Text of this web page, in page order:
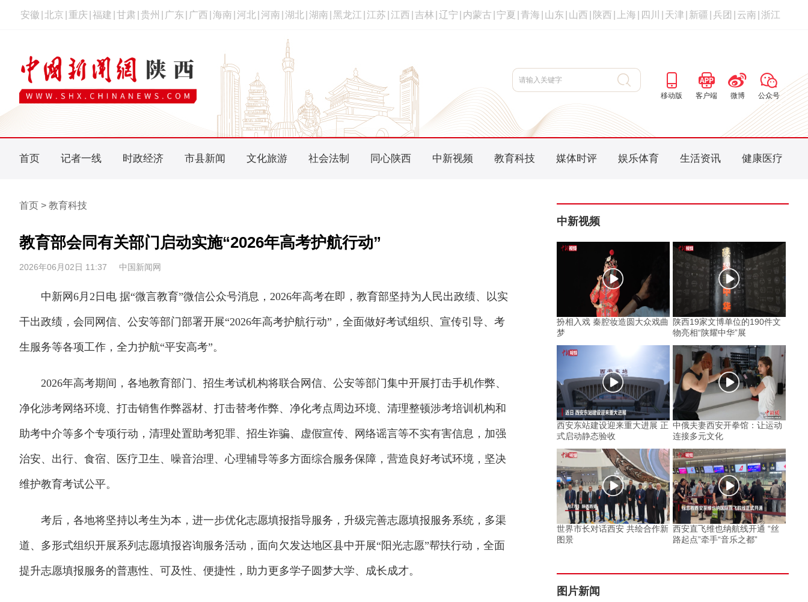
安徽 北京 重庆 福建 甘肃 贵州 广东 广西 海南 河北 河南 湖北 湖南 黑龙江 江苏 江西 吉林 辽宁 内蒙古 宁夏 青海 山东 山西 陕西 上海 四川 天津 新疆 兵团 云南 浙江
移动版 客户端 微博 公众号
首页 记者一线 时政经济 市县新闻 文化旅游 社会法制 同心陕西 中新视频 教育科技 媒体时评 娱乐体育 生活资讯 健康医疗
首页 > 教育科技
教育部会同有关部门启动实施“2026年高考护航行动”
2026年06月02日 11:37 中国新闻网
中新网6月2日电 据“微言教育”微信公众号消息，2026年高考在即，教育部坚持为人民出政绩、以实
干出政绩，会同网信、公安等部门部署开展“2026年高考护航行动”，全面做好考试组织、宣传引导、考
生服务等各项工作，全力护航“平安高考”。
2026年高考期间，各地教育部门、招生考试机构将联合网信、公安等部门集中开展打击手机作弊、
净化涉考网络环境、打击销售作弊器材、打击替考作弊、净化考点周边环境、清理整顿涉考培训机构和
助考中介等多个专项行动，清理处置助考犯罪、招生诈骗、虚假宣传、网络谣言等不实有害信息，加强
治安、出行、食宿、医疗卫生、噪音治理、心理辅导等多方面综合服务保障，营造良好考试环境，坚决
维护教育考试公平。
考后，各地将坚持以考生为本，进一步优化志愿填报指导服务，升级完善志愿填报服务系统，多渠
道、多形式组织开展系列志愿填报咨询服务活动，面向欠发达地区县中开展“阳光志愿”帮扶行动，全面
提升志愿填报服务的普惠性、可及性、便捷性，助力更多学子圆梦大学、成长成才。
中新视频
扮相入戏 秦腔妆造圆大众戏曲
梦
陕西19家文博单位的190件文
物亮相“陕耀中华”展
西安东站建设迎来重大进展 正
式启动静态验收
中俄夫妻西安开拳馆：让运动
连接多元文化
世界市长对话西安 共绘合作新
图景
西安直飞维也纳航线开通 “丝
路起点”牵手“音乐之都”
图片新闻